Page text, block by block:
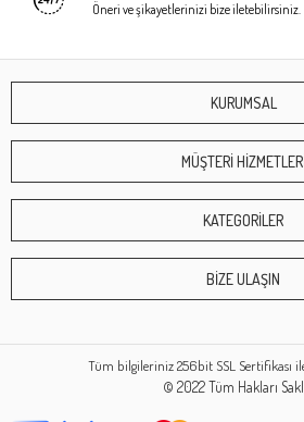
Öneri ve şikayetlerinizi bize iletebilirsiniz.
KURUMSAL
MÜŞTERİ
KATEGORİLER
BİZE ULAŞIN
Tüm bilgileriniz 256bit SSL Sertifikası
© 2022Tüm Hakları